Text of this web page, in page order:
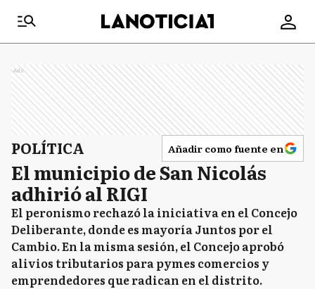
Ads
POLÍTICA Añadir como fuente en
El municipio de San Nicolás
adhirió al RIGI
El peronismo rechazó la iniciativa en el Concejo
Deliberante, donde es mayoría Juntos por el
Cambio. En la misma sesión, el Concejo aprobó
alivios tributarios para pymes comercios y
emprendedores que radican en el distrito.